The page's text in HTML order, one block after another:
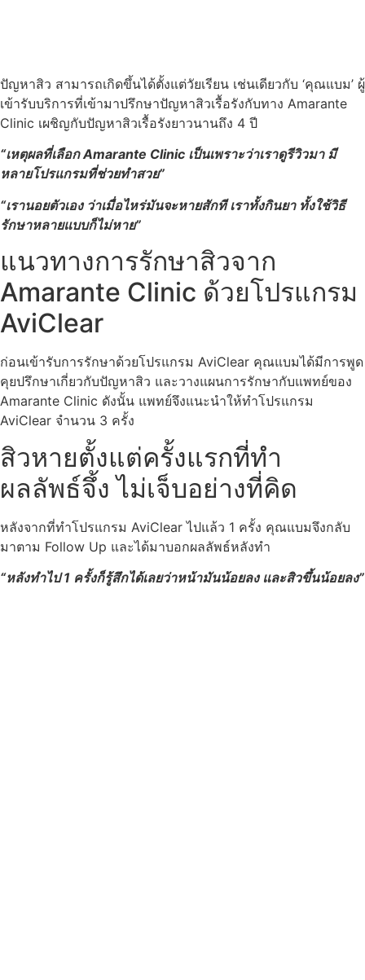
ปัญหาสิว สามารถเกิดขึ้นได้ตั้งแต่วัยเรียน เช่นเดียวกับ ‘คุณแบม’ ผู้
เข้ารับบริการที่เข้ามาปรึกษาปัญหาสิวเรื้อรังกับทาง Amarante
Clinic เผชิญกับปัญหาสิวเรื้อรังยาวนานถึง 4 ปี
“เหตุผลที่เลือก Amarante Clinic เป็นเพราะว่าเราดูรีวิวมา มี
หลายโปรแกรมที่ช่วยทำสวย”
“เรานอยตัวเอง ว่าเมื่อไหร่มันจะหายสักที เราทั้งกินยา ทั้งใช้วิธี
รักษาหลายแบบก็ไม่หาย”
แนวทางการรักษาสิวจาก
Amarante Clinic ด้วยโปรแกรม
AviClear
ก่อนเข้ารับการรักษาด้วยโปรแกรม AviClear คุณแบมได้มีการพูด
คุยปรึกษาเกี่ยวกับปัญหาสิว และวางแผนการรักษากับแพทย์ของ
Amarante Clinic ดังนั้น แพทย์จึงแนะนำให้ทำโปรแกรม
AviClear จำนวน 3 ครั้ง
สิวหายตั้งแต่ครั้งแรกที่ทำ
ผลลัพธ์จึ้ง ไม่เจ็บอย่างที่คิด
หลังจากที่ทำโปรแกรม AviClear ไปแล้ว 1 ครั้ง คุณแบมจึงกลับ
มาตาม Follow Up และได้มาบอกผลลัพธ์หลังทำ
“หลังทำไป 1 ครั้งก็รู้สึกได้เลยว่าหน้ามันน้อยลง และสิวขึ้นน้อยลง”